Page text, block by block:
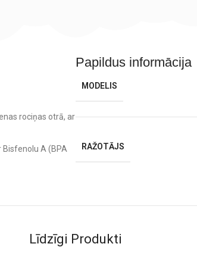
rociņas otrā, ar
A (BPA
Papildus informācija
MODELIS
RAŽOTĀJS
Līdzīgi Produkti